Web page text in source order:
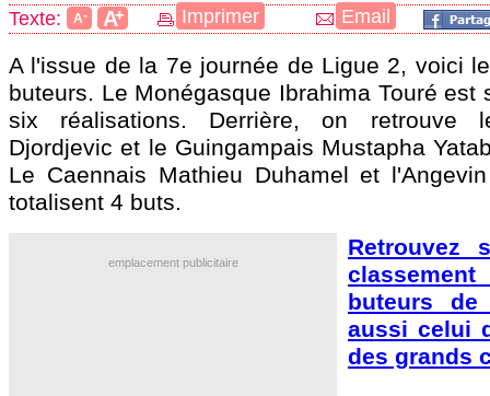
Texte: A- A+ Imprimer Email
A l'issue de la 7e journée de Ligue 2, voici
buteurs. Le Monégasque Ibrahima Touré est
six réalisations. Derrière, on retrouve
Djordjevic et le Guingampais Mustapha
Le Caennais Mathieu Duhamel et
totalisent 4 buts.
emplacement publicitaire
Retrouvez
buteurs
aussi celui
des grands